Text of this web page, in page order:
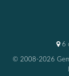
6
© 2008-2026